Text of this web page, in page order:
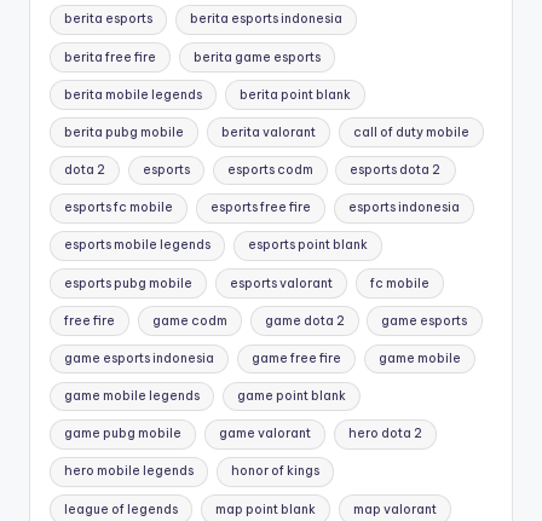
berita esports berita esports indonesia
berita free fire berita game esports
berita mobile legends berita point blank
berita pubg mobile berita valorant call of duty mobile
dota 2 esports esports codm esports dota 2
esports fc mobile esports free fire esports indonesia
esports mobile legends esports point blank
esports pubg mobile esports valorant fc mobile
free fire game codm game dota 2 game esports
game esports indonesia game free fire game mobile
game mobile legends game point blank
game pubg mobile game valorant hero dota 2
hero mobile legends honor of kings
league of legends map point blank map valorant